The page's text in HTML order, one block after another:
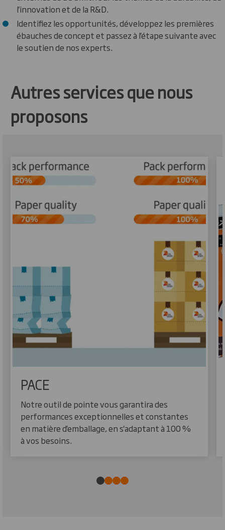
l'innovation et de la R&D.
Identifiez les opportunités, développez les premières
ébauches de concept et passez à l'étape suivante avec
le soutien de nos experts.
Autres services que nous
proposons
PACE
Notre outil de pointe vous garantira des
performances exceptionnelles et constantes
en matière d'emballage, en s'adaptant à 100 %
à vos besoins.